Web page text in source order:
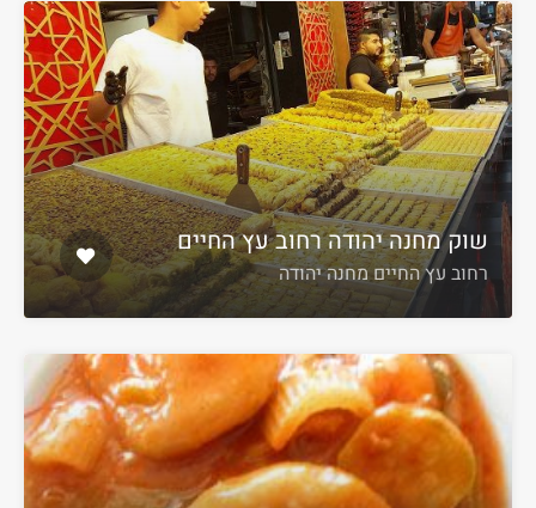
שוק מחנה יהודה רחוב עץ החיים
רחוב עץ החיים מחנה יהודה